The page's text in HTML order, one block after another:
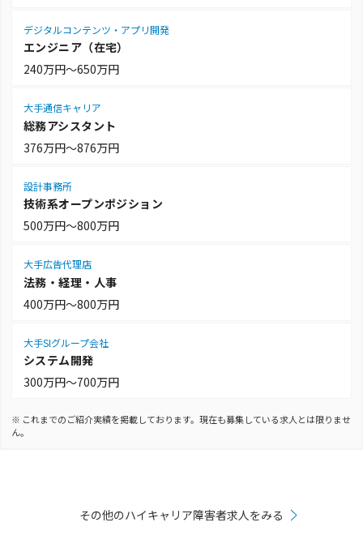
デジタルコンテンツ・アプリ開発
エンジニア（在宅）
240万円～650万円
大手通信キャリア
総務アシスタント
376万円～876万円
設計事務所
技術系オープンポジション
500万円～800万円
大手広告代理店
法務・経理・人事
400万円～800万円
大手SIグループ会社
システム開発
300万円～700万円
※ これまでのご紹介実績を掲載しております。現在も募集している求人とは限りませ
ん。
その他のハイキャリア障害者求人をみる